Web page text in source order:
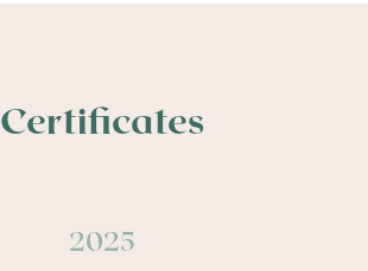
Certificates
2025